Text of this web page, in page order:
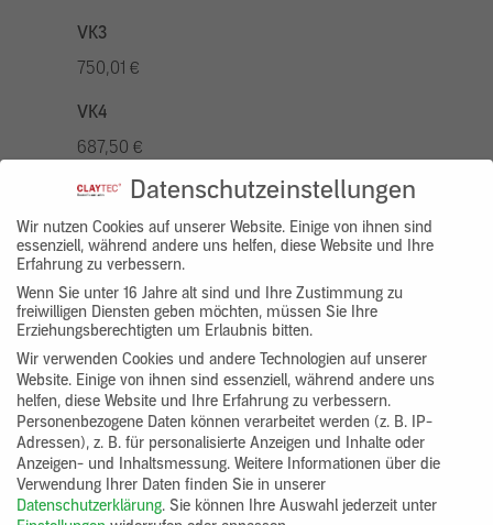
VK3
750,01 €
VK4
687,50 €
VK5
875,01 €
VK7
625,00 €
Gruppenprodukt
yosima_designputz_bigb
Datenschutzeinstellungen
Wir nutzen Cookies auf unserer Website. Einige von ihnen sind
essenziell, während andere uns helfen, diese Website und Ihre
Erfahrung zu verbessern.
Wenn Sie unter 16 Jahre alt sind und Ihre Zustimmung zu
freiwilligen Diensten geben möchten, müssen Sie Ihre
Erziehungsberechtigten um Erlaubnis bitten.
Wir verwenden Cookies und andere Technologien auf unserer
Website. Einige von ihnen sind essenziell, während andere uns
helfen, diese Website und Ihre Erfahrung zu verbessern.
Personenbezogene Daten können verarbeitet werden (z. B. IP-
Adressen), z. B. für personalisierte Anzeigen und Inhalte oder
Anzeigen- und Inhaltsmessung. Weitere Informationen über die
Verwendung Ihrer Daten finden Sie in unserer
Datenschutzerklärung. Sie können Ihre Auswahl jederzeit unter